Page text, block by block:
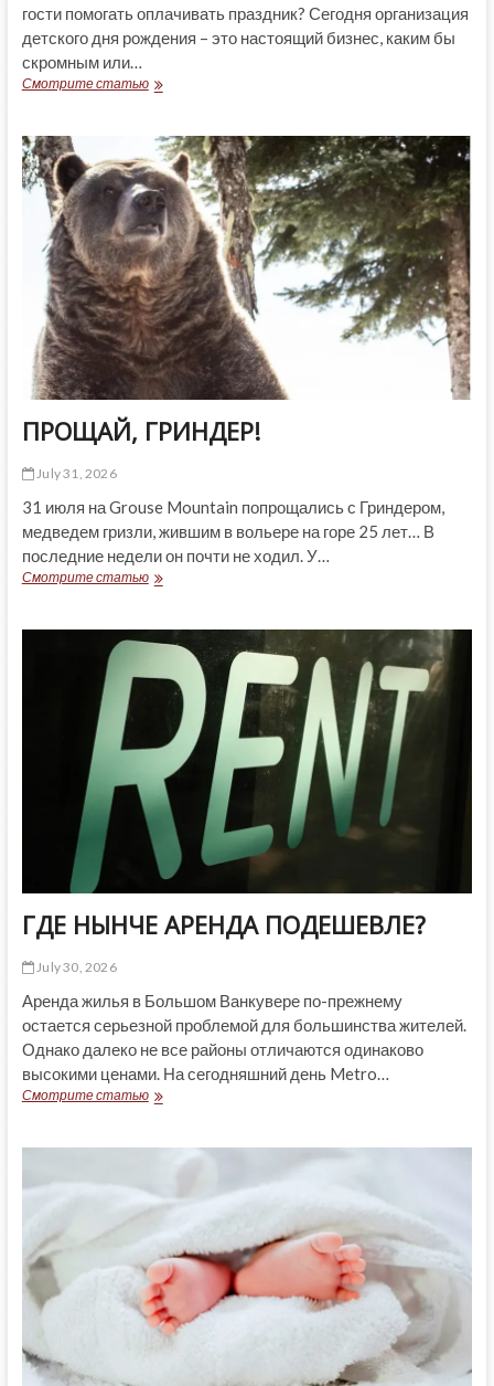
гости помогать оплачивать праздник? Сегодня организация
детского дня рождения – это настоящий бизнес, каким бы
скромным или…
Смотрите статьюДОРОГИЕ
ПРОЩАЙ, ГРИНДЕР!
July 31, 2026
31 июля на Grouse Mountain попрощались с Гриндером,
медведем гризли, жившим в вольере на горе 25 лет… В
последние недели он почти не ходил. У…
Смотрите статьюПРОЩАЙ,
ГДЕ НЫНЧЕ АРЕНДА ПОДЕШЕВЛЕ?
July 30, 2026
Аренда жилья в Большом Ванкувере по-прежнему
остается серьезной проблемой для большинства жителей.
Однако далеко не все районы отличаются одинаково
высокими ценами. На сегодняшний день Metro…
Смотрите статьюГДЕ